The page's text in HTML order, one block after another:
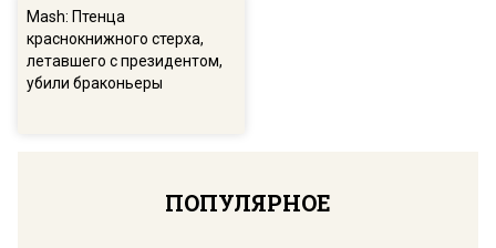
Mash: Птенца
краснокнижного стерха,
летавшего с президентом,
убили браконьеры
ПОПУЛЯРНОЕ